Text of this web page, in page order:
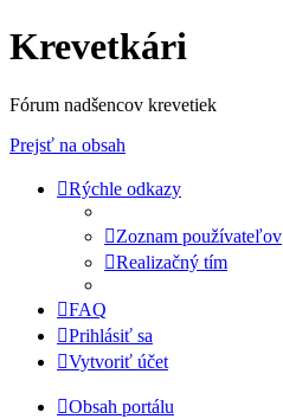
Krevetkári
Fórum nadšencov krevetiek
Prejsť na obsah
Rýchle odkazy
Zoznam používateľov
Realizačný tím
FAQ
Prihlásiť sa
Vytvoriť účet
Obsah portálu